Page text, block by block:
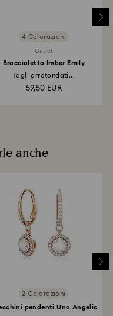
7 giorni lavorativi
4 Colorazioni
Outlet
Braccialetto Imber Emily
Tagli arrotondati...
59,50 EUR
anche
2 Colorazioni
pendenti Una Angelic